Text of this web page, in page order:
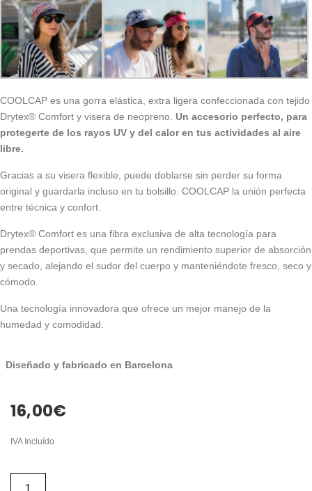
COOLCAP es una gorra elástica, extra ligera confeccionada con tejido
Drytex® Comfort y visera de neopreno. Un accesorio perfecto, para
protegerte de los rayos UV y del calor en tus actividades al aire
libre.
Gracias a su visera flexible, puede doblarse sin perder su forma
original y guardarla incluso en tu bolsillo. COOLCAP la unión perfecta
entre técnica y confort.
Drytex® Comfort es una fibra exclusiva de alta tecnología para
prendas deportivas, que permite un rendimiento superior de absorción
y secado, alejando el sudor del cuerpo y manteniéndote fresco, seco y
cómodo.
Una tecnología innovadora que ofrece un mejor manejo de la
humedad y comodidad.
Diseñado y fabricado en Barcelona
16,00€
IVA Incluído